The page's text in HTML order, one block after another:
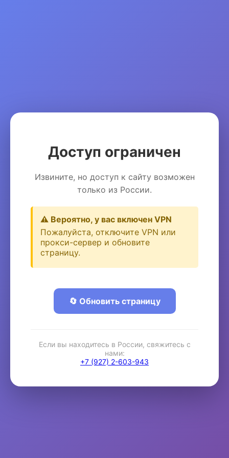
Доступ ограничен
Извините, но доступ к сайту возможен
только из России.
⚠️ Вероятно, у вас включен VPN
Пожалуйста, отключите VPN или
прокси-сервер и обновите
страницу.
🔄 Обновить страницу
Если вы находитесь в России, свяжитесь с
нами:
+7 (927) 2-603-943